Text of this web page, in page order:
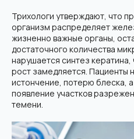
Трихологи утверждают, что
организм распределяет
жизненно важные органы,
достаточного количества
нарушается синтез
рост замедляется. Пациенты
истончение, потерю блеска,
появление участков
темени.